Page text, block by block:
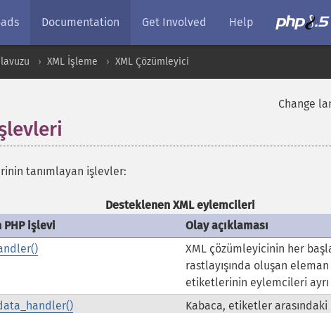
Documentation Get Involved Help
XML İşleme XML Çözümleyici
Change
tanımlayan işlevler:
Desteklenen XML eylemcileri
işlevi
Olay açıklaması
XML çözümleyicinin her
rastlayışında oluşan
etiketlerinin eylemcileri ayrı
Kabaca, etiketler